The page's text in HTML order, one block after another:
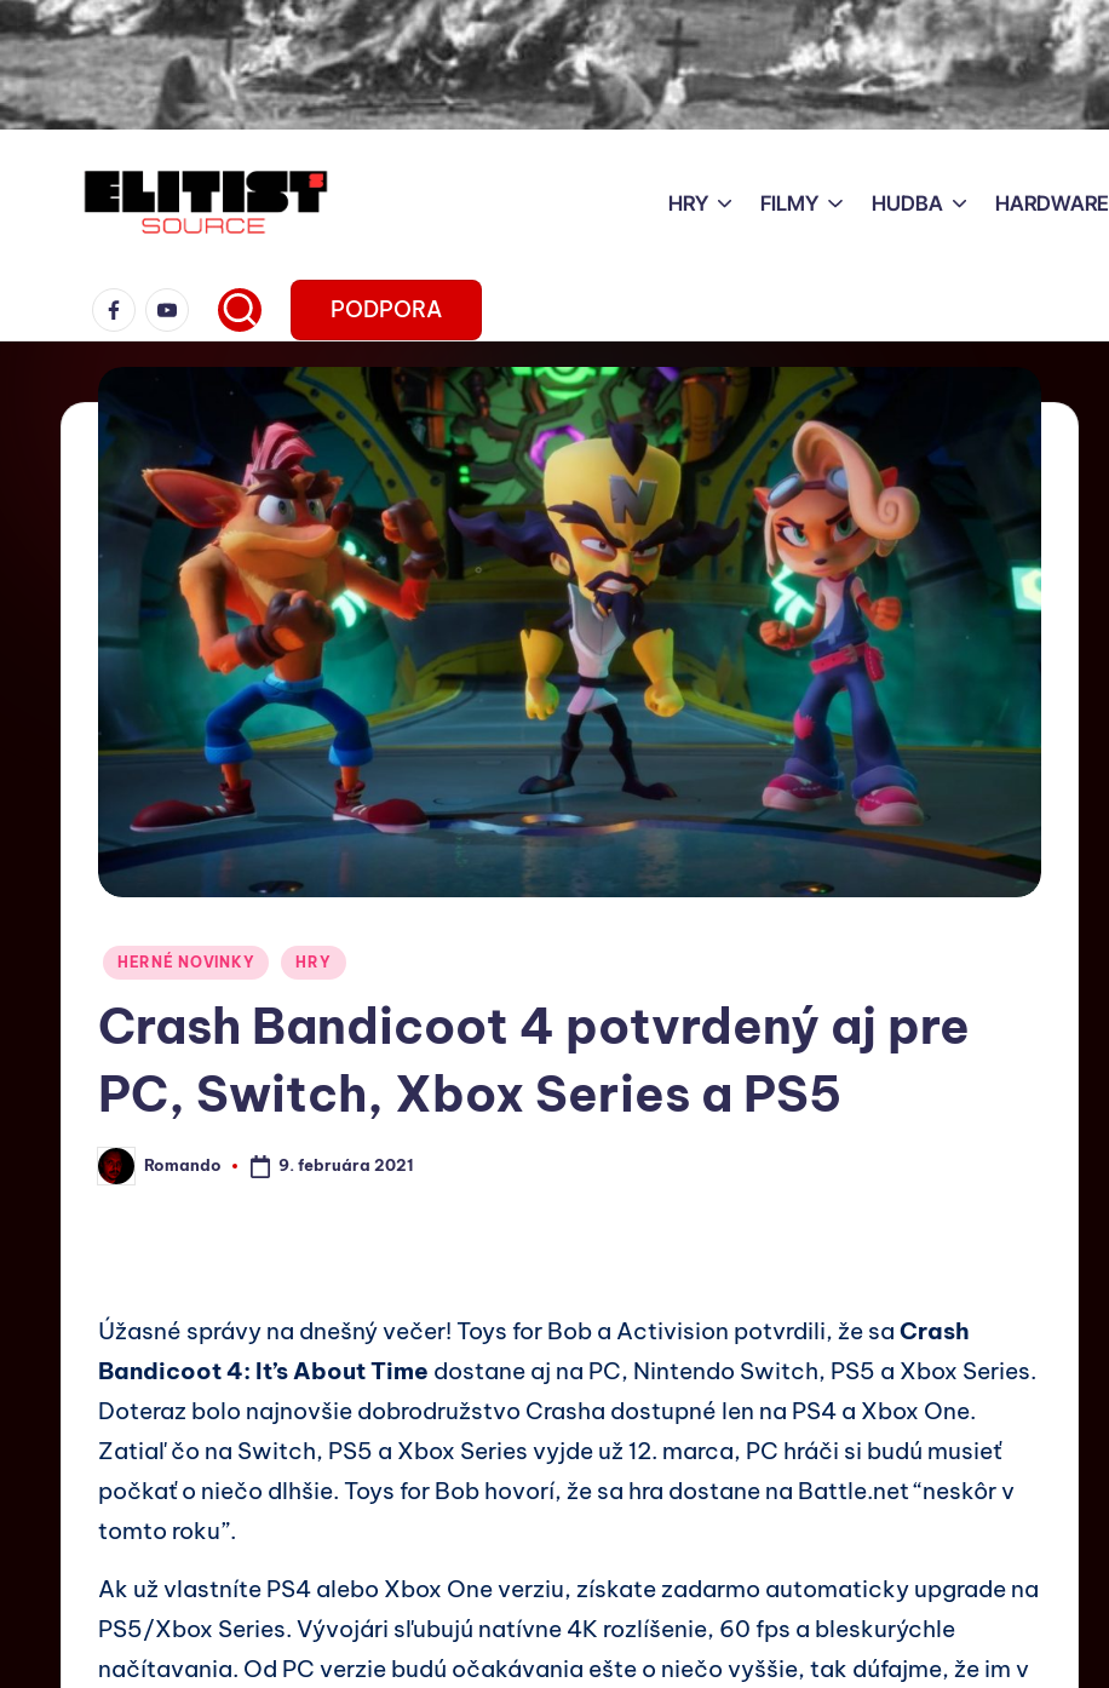
HRY FILMY HUDBA HARDWARE
PODPORA
HERNÉ NOVINKY HRY
Crash Bandicoot 4 potvrdený aj pre
PC, Switch, Xbox Series a PS5
Romando 9. februára 2021
Úžasné správy na dnešný večer! Toys for Bob a Activision potvrdili, že sa Crash
Bandicoot 4: It’s About Time dostane aj na PC, Nintendo Switch, PS5 a Xbox Series.
Doteraz bolo najnovšie dobrodružstvo Crasha dostupné len na PS4 a Xbox One.
Zatiaľ čo na Switch, PS5 a Xbox Series vyjde už 12. marca, PC hráči si budú musieť
počkať o niečo dlhšie. Toys for Bob hovorí, že sa hra dostane na Battle.net “neskôr v
tomto roku”.
Ak už vlastníte PS4 alebo Xbox One verziu, získate zadarmo automaticky upgrade na
PS5/Xbox Series. Vývojári sľubujú natívne 4K rozlíšenie, 60 fps a bleskurýchle
načítavania. Od PC verzie budú očakávania ešte o niečo vyššie, tak dúfajme, že im v